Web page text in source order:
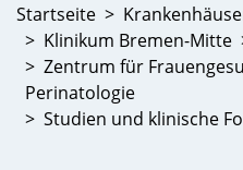
Startseite
Klinikum Bremen-Mitte
Zentrum für
Perinatologie
Studien und klinische